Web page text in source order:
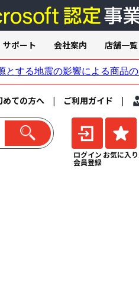
めての方へ | ご利用ガイド |
ログイン
会員登録
お気に入り
サポート 会社案内 店舗一覧